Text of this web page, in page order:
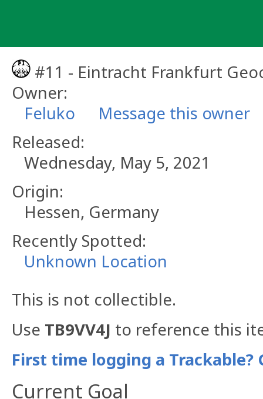
#11 - Eintracht Frankfurt
Owner:
Feluko
Message this owner
Released:
Wednesday, May 5, 2021
Origin:
Hessen, Germany
Recently Spotted:
Unknown Location
This is not collectible.
Use TB9VV4J to reference this
First time logging a Trackable?
Current Goal